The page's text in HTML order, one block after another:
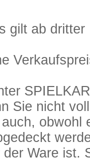
gilt ab dritter
Sie nicht
obwohl
Ware ist.